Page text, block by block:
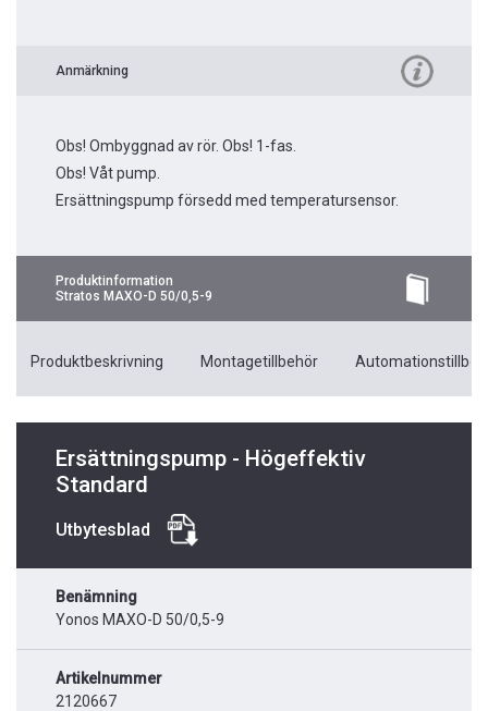
Anmärkning
Obs! Ombyggnad av rör. Obs! 1-fas.
Obs! Våt pump.
Ersättningspump försedd med temperatursensor.
Produktinformation
Stratos MAXO-D 50/0,5-9
Produktbeskrivning Montagetillbehör
Ersättningspump - Högeffektiv
Standard
Utbytesblad
Benämning
Yonos MAXO-D 50/0,5-9
Artikelnummer
2120667